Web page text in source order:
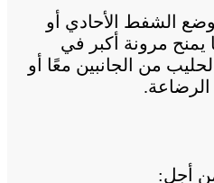
الشفط الأحادي أو
يمنح مرونة أكبر في
من الجانبين معًا أو
الرضاعة.
أجل: